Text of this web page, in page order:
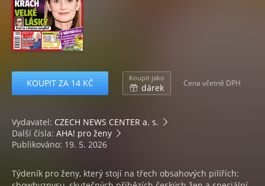
KOUPIT ZA 14 KČ Koupit jako
dárek Cena včetně DPH
Vydavatel: CZECH NEWS CENTER a. s.
Další čísla: AHA! pro ženy
Publikováno: 19. 5. 2026
Týdeník pro ženy, který stojí na třech obsahových pilířích: